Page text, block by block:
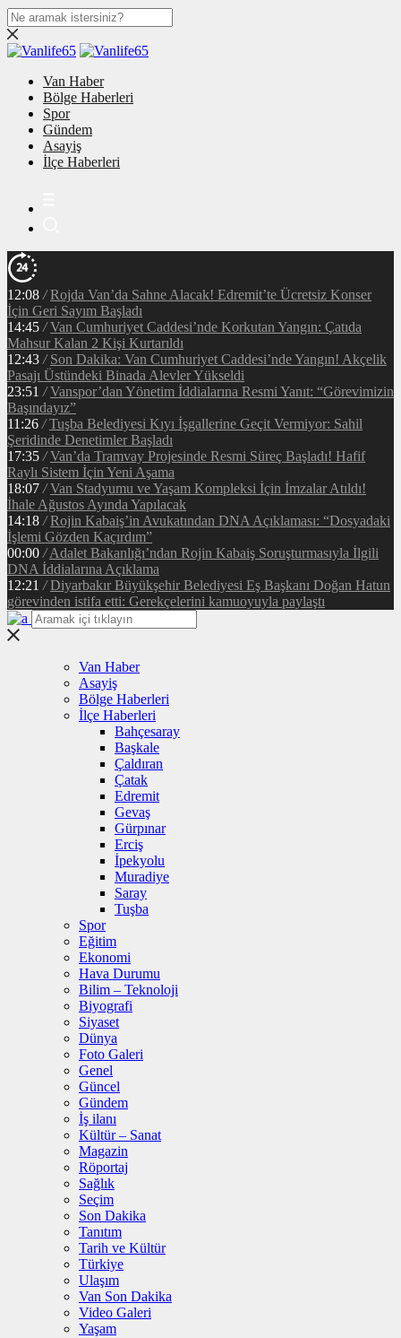
Van Haber
Bölge Haberleri
Spor
Gündem
Asayiş
İlçe Haberleri
12:08 / Rojda Van’da Sahne Alacak! Edremit’te Ücretsiz Konser
İçin Geri Sayım Başladı
14:45 / Van Cumhuriyet Caddesi’nde Korkutan Yangın: Çatıda
Mahsur Kalan 2 Kişi Kurtarıldı
12:43 / Son Dakika: Van Cumhuriyet Caddesi’nde Yangın! Akçelik
Pasajı Üstündeki Binada Alevler Yükseldi
23:51 / Vanspor’dan Yönetim İddialarına Resmi Yanıt: “Görevimizin
Başındayız”
11:26 / Tuşba Belediyesi Kıyı İşgallerine Geçit Vermiyor: Sahil
Şeridinde Denetimler Başladı
17:35 / Van’da Tramvay Projesinde Resmi Süreç Başladı! Hafif
Raylı Sistem İçin Yeni Aşama
18:07 / Van Stadyumu ve Yaşam Kompleksi İçin İmzalar Atıldı!
İhale Ağustos Ayında Yapılacak
14:18 / Rojin Kabaiş’in Avukatından DNA Açıklaması: “Dosyadaki
İşlemi Gözden Kaçırdım”
00:00 / Adalet Bakanlığı’ndan Rojin Kabaiş Soruşturmasıyla İlgili
DNA İddialarına Açıklama
12:21 / Diyarbakır Büyükşehir Belediyesi Eş Başkanı Doğan Hatun
görevinden istifa etti: Gerekçelerini kamuoyuyla paylaştı
Van Haber
Asayiş
Bölge Haberleri
İlçe Haberleri
Bahçesaray
Başkale
Çaldıran
Çatak
Edremit
Gevaş
Gürpınar
Erciş
İpekyolu
Muradiye
Saray
Tuşba
Spor
Eğitim
Ekonomi
Hava Durumu
Bilim – Teknoloji
Biyografi
Siyaset
Dünya
Foto Galeri
Genel
Güncel
Gündem
İş ilanı
Kültür – Sanat
Magazin
Röportaj
Sağlık
Seçim
Son Dakika
Tanıtım
Tarih ve Kültür
Türkiye
Ulaşım
Van Son Dakika
Video Galeri
Yaşam